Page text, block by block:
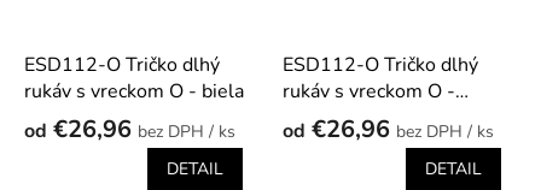
ESD112-O Tričko dlhý
rukáv s vreckom O - biela
od €26,96
/ ks
DETAIL
ESD112-O Tričko dlhý
rukáv s vreckom O -
červená
od €26,96
/ ks
DETAIL